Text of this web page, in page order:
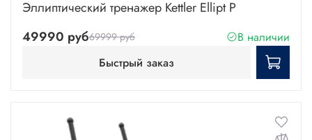
Эллиптический тренажер Kettler Ellipt P
49990 руб69999 руб
В наличии
Быстрый заказ